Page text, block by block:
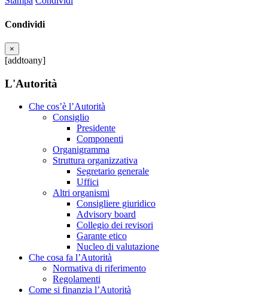
Condividi
×
[addtoany]
L'Autorità
Che cos’è l’Autorità
Consiglio
Presidente
Componenti
Organigramma
Struttura organizzativa
Segretario generale
Uffici
Altri organismi
Consigliere giuridico
Advisory board
Collegio dei revisori
Garante etico
Nucleo di valutazione
Che cosa fa l’Autorità
Normativa di riferimento
Regolamenti
Come si finanzia l’Autorità